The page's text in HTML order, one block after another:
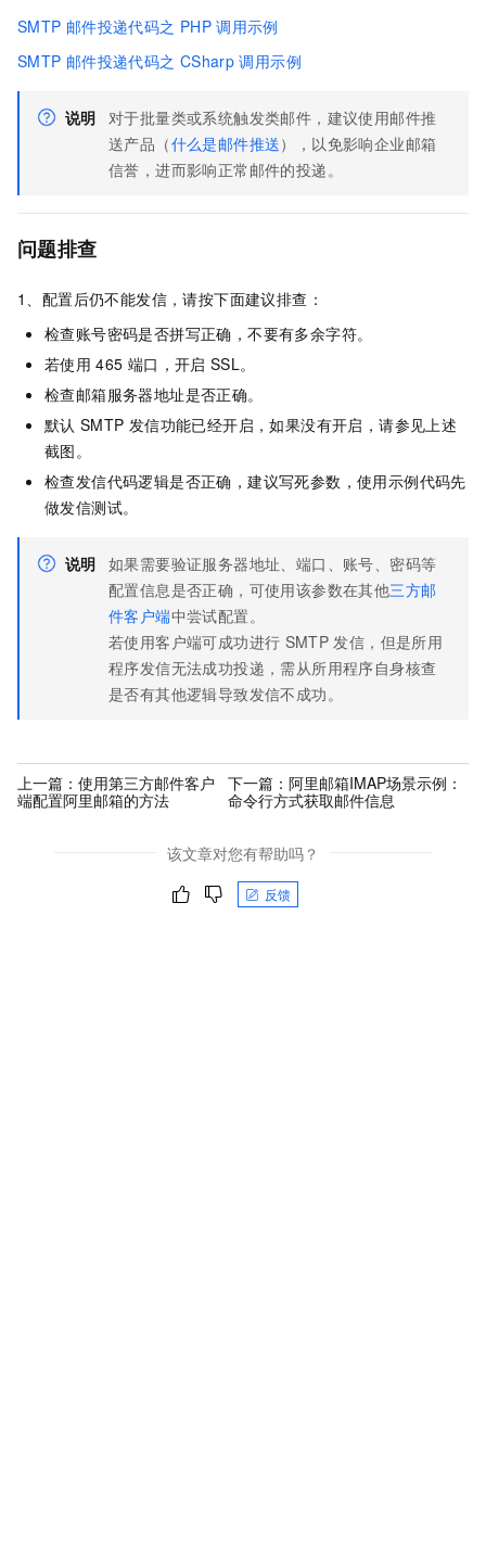
SMTP 邮件投递代码之 PHP 调用示例
SMTP 邮件投递代码之 CSharp 调用示例
说明
对于批量类或系统触发类邮件，建议使用邮件推
送产品（什么是邮件推送），以免影响企业邮箱
信誉，进而影响正常邮件的投递。
问题排查
1、配置后仍不能发信，请按下面建议排查：
检查账号密码是否拼写正确，不要有多余字符。
若使用 465 端口，开启 SSL。
检查邮箱服务器地址是否正确。
默认 SMTP 发信功能已经开启，如果没有开启，请参见上述
截图。
检查发信代码逻辑是否正确，建议写死参数，使用示例代码先
做发信测试。
说明 如果需要验证服务器地址、端口、账号、密码等
配置信息是否正确，可使用该参数在其他三方邮
件客户端中尝试配置。
若使用客户端可成功进行 SMTP 发信，但是所用
程序发信无法成功投递，需从所用程序自身核查
是否有其他逻辑导致发信不成功。
上一篇： 使用第三方邮件客户
端配置阿里邮箱的方法
下一篇： 阿里邮箱IMAP场景示例：
命令行方式获取邮件信息
该文章对您有帮助吗？
反馈